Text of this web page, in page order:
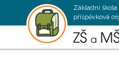
Základní škola
příspěvková